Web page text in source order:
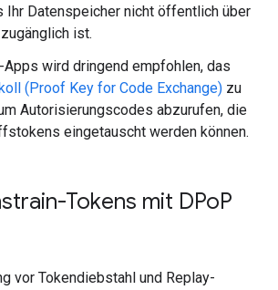
Ihr Datenspeicher nicht öffentlich über
ist.
wird dringend empfohlen, das
(Proof Key for Code Exchange) zu
Autorisierungscodes abzurufen, die
eingetauscht werden können.
Tokens mit DPoP
vor Tokendiebstahl und Replay-